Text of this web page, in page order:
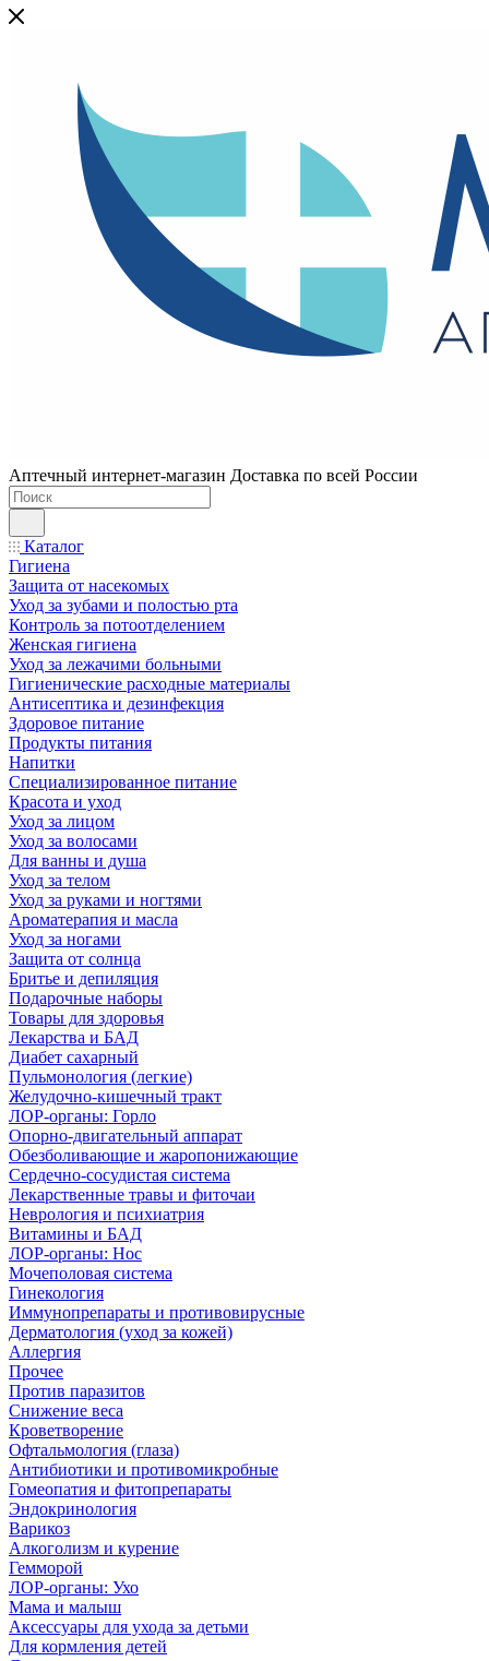
Аптечный интернет-магазин Доставка по всей России
Каталог
Гигиена
Защита от насекомых
Уход за зубами и полостью рта
Контроль за потоотделением
Женская гигиена
Уход за лежачими больными
Гигиенические расходные материалы
Антисептика и дезинфекция
Здоровое питание
Продукты питания
Напитки
Специализированное питание
Красота и уход
Уход за лицом
Уход за волосами
Для ванны и душа
Уход за телом
Уход за руками и ногтями
Ароматерапия и масла
Уход за ногами
Защита от солнца
Бритье и депиляция
Подарочные наборы
Товары для здоровья
Лекарства и БАД
Диабет сахарный
Пульмонология (легкие)
Желудочно-кишечный тракт
ЛОР-органы: Горло
Опорно-двигательный аппарат
Обезболивающие и жаропонижающие
Сердечно-сосудистая система
Лекарственные травы и фиточаи
Неврология и психиатрия
Витамины и БАД
ЛОР-органы: Нос
Мочеполовая система
Гинекология
Иммунопрепараты и противовирусные
Дерматология (уход за кожей)
Аллергия
Прочее
Против паразитов
Снижение веса
Кроветворение
Офтальмология (глаза)
Антибиотики и противомикробные
Гомеопатия и фитопрепараты
Эндокринология
Варикоз
Алкоголизм и курение
Гемморой
ЛОР-органы: Ухо
Мама и малыш
Аксессуары для ухода за детьми
Для кормления детей